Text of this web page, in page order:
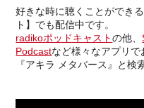
好きな時に聴くことができ
ト】でも配信中です。
radikoポッドキャストの他、
Podcastなど様々なアプリで
『アキラ メタバース』と検